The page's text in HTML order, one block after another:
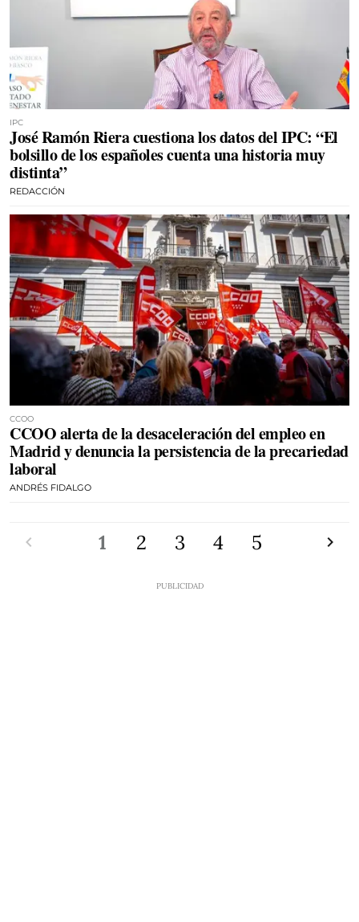
IPC
José Ramón Riera cuestiona los datos del IPC: “El
bolsillo de los españoles cuenta una historia muy
distinta”
REDACCIÓN
CCOO
CCOO alerta de la desaceleración del empleo en
Madrid y denuncia la persistencia de la precariedad
laboral
ANDRÉS FIDALGO
1 2 3 4 5